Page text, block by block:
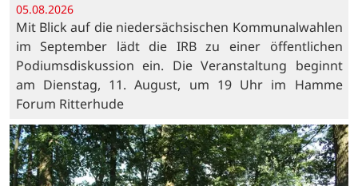
05.08.2026
Mit Blick auf die niedersächsischen Kommunalwahlen
im September lädt die IRB zu einer öffentlichen
Podiumsdiskussion ein. Die Veranstaltung beginnt
am Dienstag, 11. August, um 19 Uhr im Hamme
Forum Ritterhude